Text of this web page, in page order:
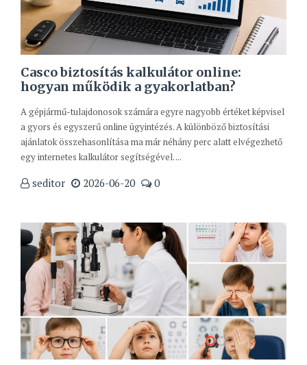
Casco biztosítás kalkulátor online:
hogyan működik a gyakorlatban?
A gépjármű-tulajdonosok számára egyre nagyobb értéket képvisel
a gyors és egyszerű online ügyintézés. A különböző biztosítási
ajánlatok összehasonlítása ma már néhány perc alatt elvégezhető
egy internetes kalkulátor segítségével. ...
seditor 2026-06-20 0